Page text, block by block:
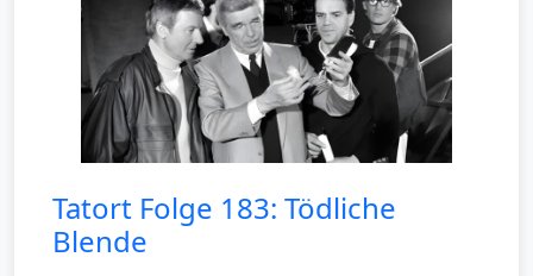
Tatort Folge 183: Tödliche
Blende